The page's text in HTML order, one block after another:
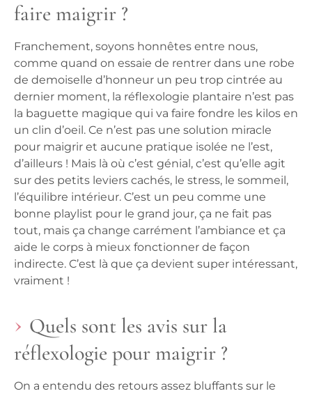
faire maigrir ?
Franchement, soyons honnêtes entre nous,
comme quand on essaie de rentrer dans une robe
de demoiselle d’honneur un peu trop cintrée au
dernier moment, la réflexologie plantaire n’est pas
la baguette magique qui va faire fondre les kilos en
un clin d’oeil. Ce n’est pas une solution miracle
pour maigrir et aucune pratique isolée ne l’est,
d’ailleurs ! Mais là où c’est génial, c’est qu’elle agit
sur des petits leviers cachés, le stress, le sommeil,
l’équilibre intérieur. C’est un peu comme une
bonne playlist pour le grand jour, ça ne fait pas
tout, mais ça change carrément l’ambiance et ça
aide le corps à mieux fonctionner de façon
indirecte. C’est là que ça devient super intéressant,
vraiment !
Quels sont les avis sur la
réflexologie pour maigrir ?
On a entendu des retours assez bluffants sur le